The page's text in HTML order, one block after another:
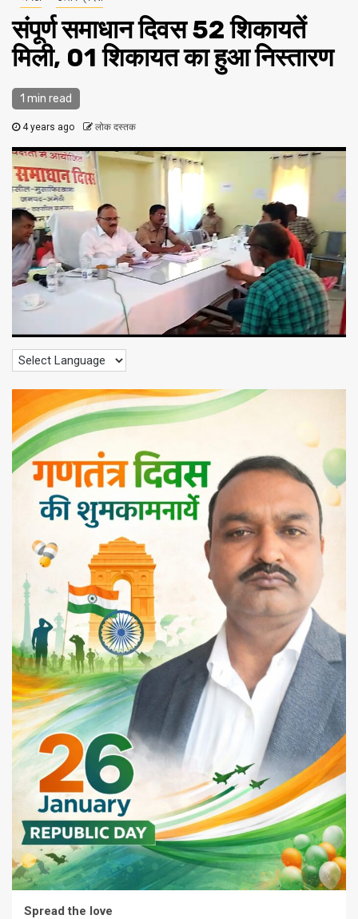
संपूर्ण समाधान दिवस 52 शिकायतें
मिली, 01 शिकायत का हुआ निस्तारण
1 min read
4 years ago लोक दस्तक
Spread the love